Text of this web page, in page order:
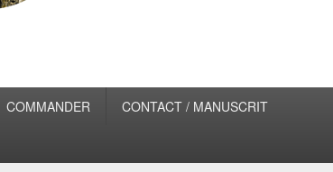
COMMANDER CONTACT / MANUSCRIT